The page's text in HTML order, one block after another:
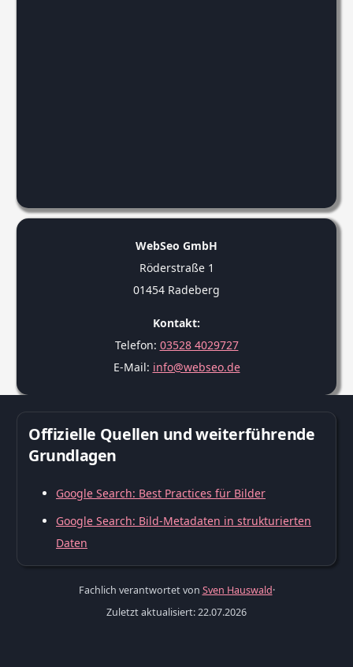
WebSeo GmbH
Röderstraße 1
01454 Radeberg
Kontakt:
Telefon: 03528 4029727
E-Mail: info@webseo.de
Offizielle Quellen und weiterführende
Grundlagen
Google Search: Best Practices für Bilder
Google Search: Bild-Metadaten in strukturierten
Daten
Fachlich verantwortet von Sven Hauswald·
Zuletzt aktualisiert: 22.07.2026